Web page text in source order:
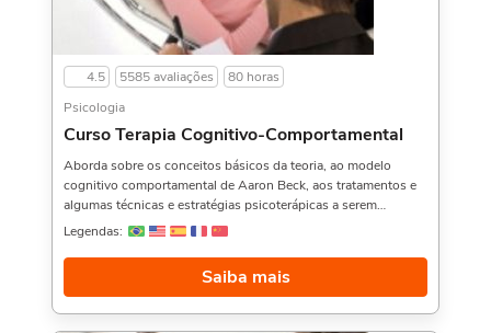
4.5 5585 avaliações
80 horas
Psicologia
Curso Terapia Cognitivo-Comportamental
Aborda sobre os conceitos básicos da teoria, ao modelo
cognitivo comportamental de Aaron Beck, aos tratamentos e
algumas técnicas e estratégias psicoterápicas a serem
utilizadas, e muito mais.Outros cursos que podem ser
do Esporte na Prática, e Introdução à Psicologia do Esporte,.
Sobre a carga horária: O curso possui 80 horas de carga
Legendas:
Saiba mais